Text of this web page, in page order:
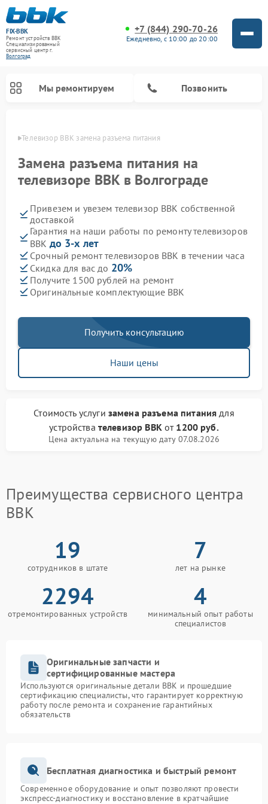
FIX-BBK
Ремонт устройств BBK
Специализированный
cервисный центр г.
Волгоград
+7 (844) 290-70-26
Ежедневно, с 10:00 до 20:00
Мы ремонтируем Позвонить
Телевизор BBK замена разъема питания
Замена разъема питания на
телевизоре BBK в Волгограде
Привезем и увезем телевизор BBK собственной
доставкой
Гарантия на наши работы по ремонту телевизоров
BBK до 3-х лет
Срочный ремонт телевизоров BBK в течении часа
Скидка для вас до 20%
Получите 1500 рублей на ремонт
Оригинальные комплектующие BBK
Получить консультацию
Наши цены
Стоимость услуги замена разъема питания для
устройства телевизор BBKот 1200 руб.
Цена актуальна на текущую дату 07.08.2026
Преимущества сервисного центра
BBK
19
сотрудников в штате
7
лет на рынке
2294
отремонтированных устройств
4
минимальный опыт работы
специалистов
Оригинальные запчасти и
сертифицированные мастера
Используются оригинальные детали BBK и прошедшие
сертификацию специалисты, что гарантирует корректную
работу после ремонта и сохранение гарантийных
обязательств
Бесплатная диагностика и быстрый ремонт
Современное оборудование и опыт позволяют провести
экспресс-диагностику и восстановление в кратчайшие